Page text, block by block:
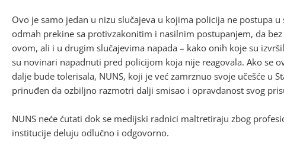
Ovo je samo jedan u nizu slučajeva u kojima policija ne postupa
odmah prekine sa protivzakonitim i nasilnim postupanjem, da
ovom, ali i u drugim slučajevima napada – kako onih koje su
su novinari napadnuti pred policijom koja nije reagovala. Ako se
dalje bude tolerisala, NUNS, koji je već zamrznuo svoje učešće u
prinuđen da ozbiljno razmotri dalji smisao i opravdanost svog
NUNS neće ćutati dok se medijski radnici maltretiraju zbog
institucije deluju odlučno i odgovorno.